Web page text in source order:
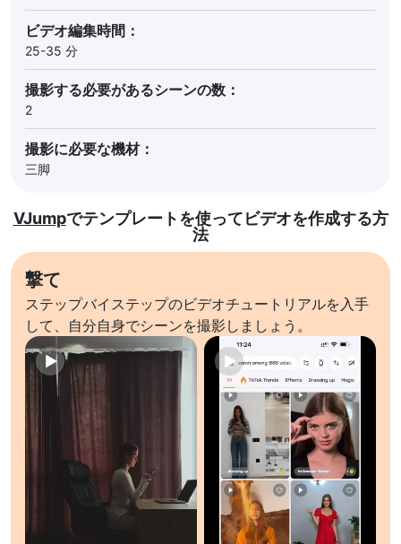
ビデオ編集時間：
25-35 分
撮影する必要があるシーンの数：
2
撮影に必要な機材：
三脚
VJumpでテンプレートを使ってビデオを作成する方
法
撃て
ステップバイステップのビデオチュートリアルを入手
して、自分自身でシーンを撮影しましょう。